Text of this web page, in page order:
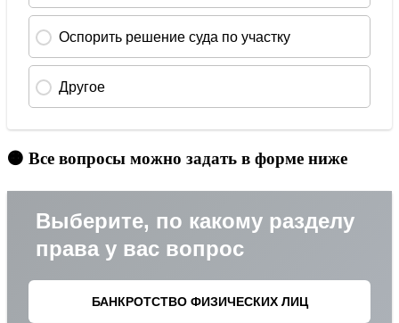
🟠 Все вопросы можно задать в форме ниже